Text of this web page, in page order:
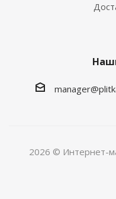
2026 © Интернет-